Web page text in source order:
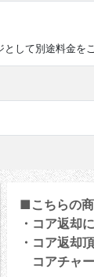
して別途料金を
■こちらの商
・コア返却
・コア返却
コアチャー